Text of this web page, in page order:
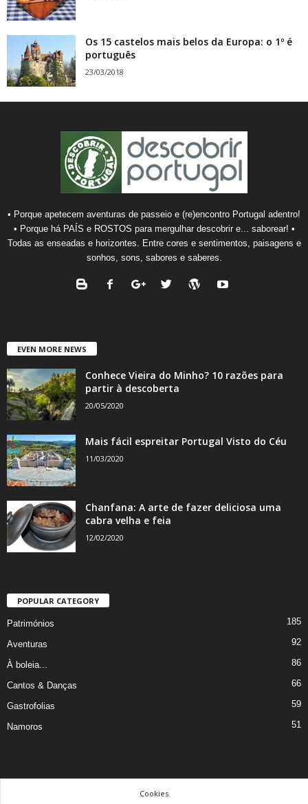
Os 15 castelos mais belos da Europa: o 1º é
português
23/03/2018
• Porque apetecem aventuras de passeio e (re)encontro Portugal adentro!
• Porque há PAÍS e ROSTOS para mergulhar descobrir e... saborear! •
Todas as enseadas e horizontes. Entre cores e sentimentos, paisagens e
sonhos, sons, sabores e saberes.
EVEN MORE NEWS
Conhece Vieira do Minho? 10 razões para
partir à descoberta
20/05/2020
Mais fácil espreitar Portugal Visto do Céu
11/03/2020
Chanfana: A arte de fazer deliciosa uma
cabra velha e feia
12/02/2020
POPULAR CATEGORY
Patrimónios 185
Aventuras 92
À boleia... 86
Cantos & Danças 66
Gastrofolias 59
Namoros 51
Cookies